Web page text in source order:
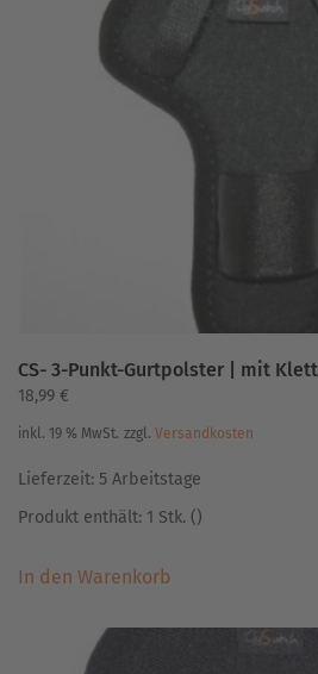
CS- 3-Punkt-Gurtpolster | mit
18,99 €
inkl. 19 % MwSt. zzgl. Versandkosten
Lieferzeit: 5 Arbeitstage
Produkt enthält: 1 Stk. ()
In den Warenkorb